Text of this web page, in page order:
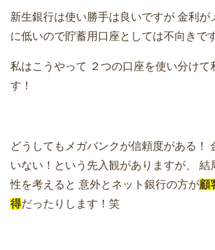
新生銀行は使い勝手は良いですが 金利が
に低いので貯蓄用口座としては不向きで
私はこうやって ２つの口座を使い分けて
す！
どうしてもメガバンクが信頼度がある！
いない！という先入観がありますが、
結
性を考えると 意外とネット銀行の方が顧
得だったりします！笑